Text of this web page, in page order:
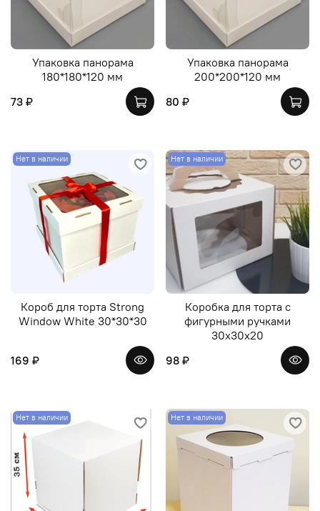
Упаковка панорама
180*180*120 мм
73 ₽
Упаковка панорама
200*200*120 мм
80 ₽
Нет в наличии
Короб для торта Strong
Window White 30*30*30
169 ₽
Нет в наличии
Коробка для торта с
фигурными ручками
30х30х20
98 ₽
Нет в наличии Нет в наличии